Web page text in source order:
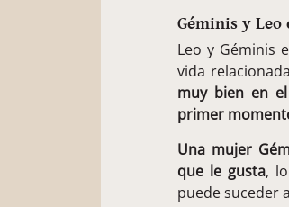
Géminis y Leo
Leo y Géminis
vida
muy bien en
primer
Una mujer
que le gusta,
puede suceder